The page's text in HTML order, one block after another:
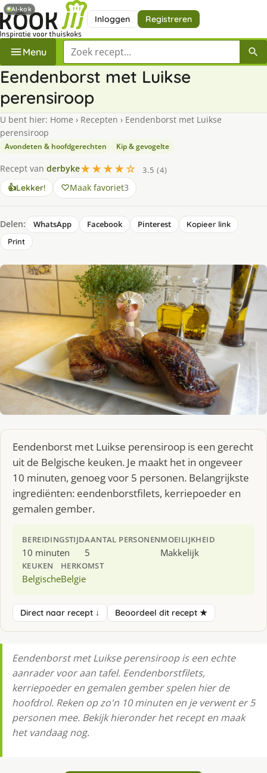
Inloggen Registreren
Menu Zoek een recept
Eendenborst met Luikse
perensiroop
U bent hier: Home › Recepten › Eendenborst met Luikse
perensiroop
Avondeten & hoofdgerechten Kip & gevogelte
Recept van derbyke★★★★☆
3.5 (4)
👍Lekker! Maak favoriet3
Delen: WhatsApp Facebook Pinterest
Kopieer link
Print
Eendenborst met Luikse perensiroop is een gerecht
uit de Belgische keuken. Je maakt het in ongeveer
10 minuten, genoeg voor 5 personen. Belangrijkste
ingrediënten: eendenborstfilets, kerriepoeder en
gemalen gember.
BEREIDINGSTIJD
10 minuten
AANTAL PERSONEN
5
MOEILIJKHEID
Makkelijk
KEUKEN
Belgische
HERKOMST
Belgie
Direct naar recept ↓ Beoordeel dit recept ★
Eendenborst met Luikse perensiroop is een echte
aanrader voor aan tafel. Eendenborstfilets,
kerriepoeder en gemalen gember spelen hier de
hoofdrol. Reken op zo'n 10 minuten en je verwent er 5
personen mee. Bekijk hieronder het recept en maak
het vandaag nog.
AI-kok